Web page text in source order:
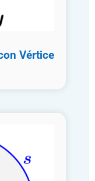
Vértice